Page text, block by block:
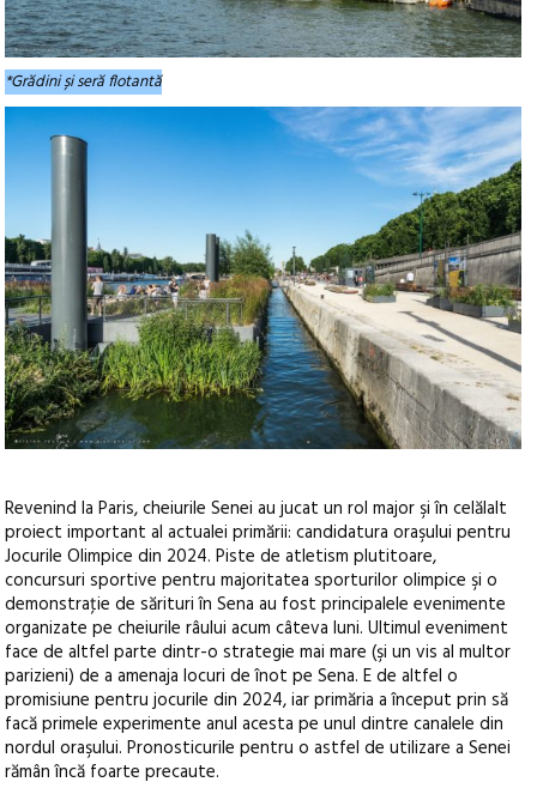
*Grădini și seră flotantă
Revenind la Paris, cheiurile Senei au jucat un rol major şi în celălalt
proiect important al actualei primării: candidatura oraşului pentru
Jocurile Olimpice din 2024. Piste de atletism plutitoare,
concursuri sportive pentru majoritatea sporturilor olimpice şi o
demonstraţie de sărituri în Sena au fost principalele evenimente
organizate pe cheiurile râului acum câteva luni. Ultimul eveniment
face de altfel parte dintr-o strategie mai mare (şi un vis al multor
parizieni) de a amenaja locuri de înot pe Sena. E de altfel o
promisiune pentru jocurile din 2024, iar primăria a început prin să
facă primele experimente anul acesta pe unul dintre canalele din
nordul oraşului. Pronosticurile pentru o astfel de utilizare a Senei
rămân încă foarte precaute.